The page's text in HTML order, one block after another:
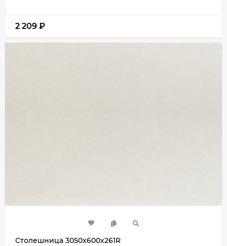
2 209 ₽
Столешница 3050х600х261R